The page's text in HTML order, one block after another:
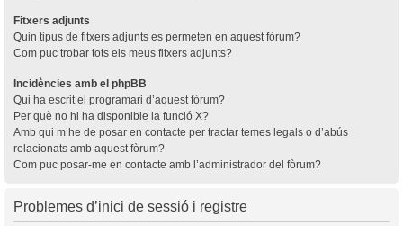
Fitxers adjunts
Quin tipus de fitxers adjunts es permeten en aquest fòrum?
Com puc trobar tots els meus fitxers adjunts?
Incidències amb el phpBB
Qui ha escrit el programari d’aquest fòrum?
Per què no hi ha disponible la funció X?
Amb qui m’he de posar en contacte per tractar temes legals o d’abús
relacionats amb aquest fòrum?
Com puc posar-me en contacte amb l’administrador del fòrum?
Problemes d’inici de sessió i registre